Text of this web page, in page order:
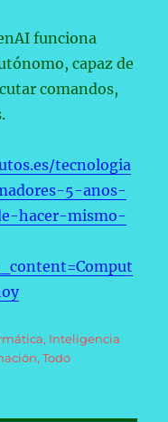
funciona
capaz de
comandos,
tecnologia
5-anos-
hacer-mismo-
, Inteligencia
,Todo